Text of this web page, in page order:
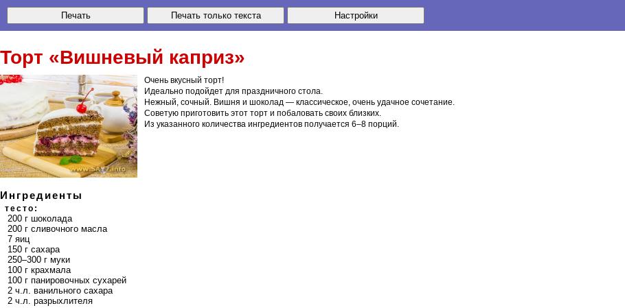
Торт «Вишневый каприз»
Очень вкусный торт!
Идеально подойдет для праздничного стола.
Нежный, сочный. Вишня и шоколад — классическое, очень удачное сочетание.
Советую приготовить этот торт и побаловать своих близких.
Из указанного количества ингредиентов получается 6–8 порций.
Ингредиенты
тесто:
200 г шоколада
200 г сливочного масла
7 яиц
150 г сахара
250–300 г муки
100 г крахмала
100 г панировочных сухарей
2 ч.л. ванильного сахара
2 ч.л. разрыхлителя